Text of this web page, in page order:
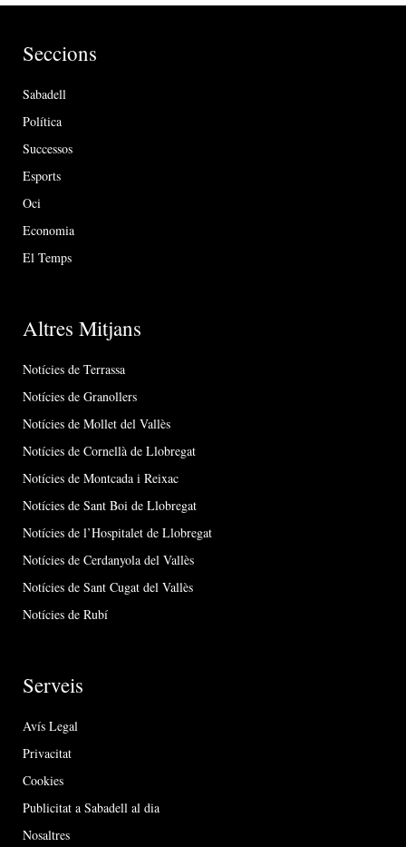
Seccions
Sabadell
Política
Successos
Esports
Oci
Economia
El Temps
Altres Mitjans
Notícies de Terrassa
Notícies de Granollers
Notícies de Mollet del Vallès
Notícies de Cornellà de Llobregat
Notícies de Montcada i Reixac
Notícies de Sant Boi de Llobregat
Notícies de l’Hospitalet de Llobregat
Notícies de Cerdanyola del Vallès
Notícies de Sant Cugat del Vallès
Notícies de Rubí
Serveis
Avís Legal
Privacitat
Cookies
Publicitat a Sabadell al dia
Nosaltres